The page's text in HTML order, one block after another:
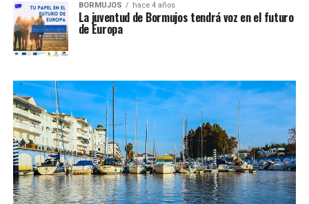
BORMUJOS hace 4 años
La juventud de Bormujos tendrá voz en el futuro
de Europa